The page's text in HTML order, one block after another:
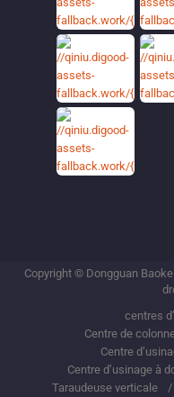
Copyright © Dongguan
centres
Centre de
Centre
Centre d’usinage à
Taraudeuse verticale